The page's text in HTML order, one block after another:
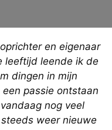
en eigenaar
leeftijd leende ik de
dingen in mijn
passie ontstaan
nog veel
weer nieuwe